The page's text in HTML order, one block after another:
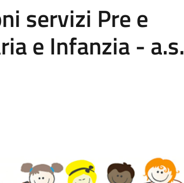
servizi Pre e
e Infanzia - a.s.